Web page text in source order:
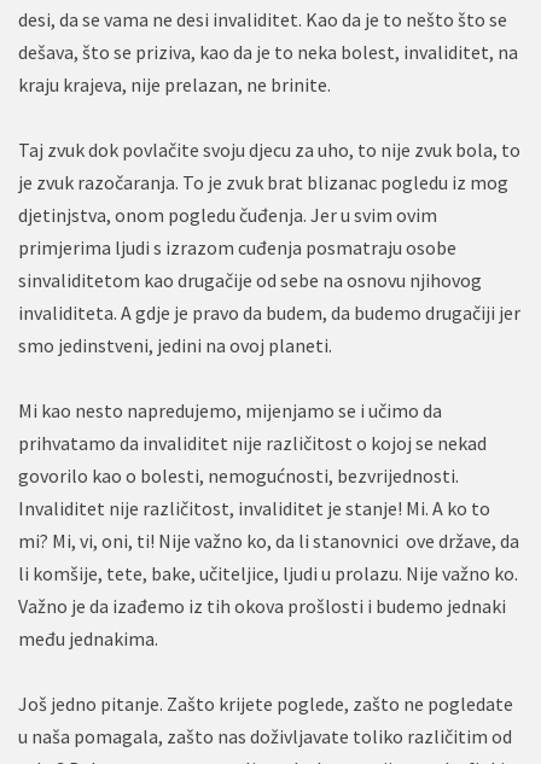
desi, da se vama ne desi invaliditet. Kao da je to nešto što se
dešava, što se priziva, kao da je to neka bolest, invaliditet, na
kraju krajeva, nije prelazan, ne brinite.
Taj zvuk dok povlačite svoju djecu za uho, to nije zvuk bola, to
je zvuk razočaranja. To je zvuk brat blizanac pogledu iz mog
djetinjstva, onom pogledu čuđenja. Jer u svim ovim
primjerima ljudi s izrazom cuđenja posmatraju osobe
sinvaliditetom kao drugačije od sebe na osnovu njihovog
invaliditeta. A gdje je pravo da budem, da budemo drugačiji jer
smo jedinstveni, jedini na ovoj planeti.
Mi kao nesto napredujemo, mijenjamo se i učimo da
prihvatamo da invaliditet nije različitost o kojoj se nekad
govorilo kao o bolesti, nemogućnosti, bezvrijednosti.
Invaliditet nije različitost, invaliditet je stanje! Mi. A ko to
mi? Mi, vi, oni, ti! Nije važno ko, da li stanovnici ove države, da
li komšije, tete, bake, učiteljice, ljudi u prolazu. Nije važno ko.
Važno je da izađemo iz tih okova prošlosti i budemo jednaki
među jednakima.
Još jedno pitanje. Zašto krijete poglede, zašto ne pogledate
u naša pomagala, zašto nas doživljavate toliko različitim od